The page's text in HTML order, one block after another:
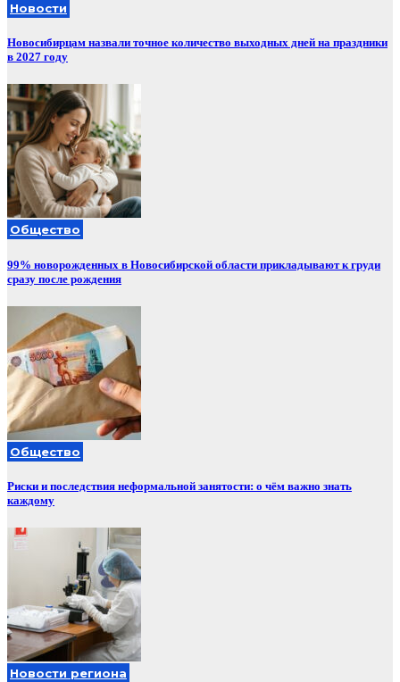
Новости
Новосибирцам назвали точное количество выходных дней на праздники
в 2027 году
Общество
99% новорожденных в Новосибирской области прикладывают к груди
сразу после рождения
Общество
Риски и последствия неформальной занятости: о чём важно знать
каждому
Новости региона